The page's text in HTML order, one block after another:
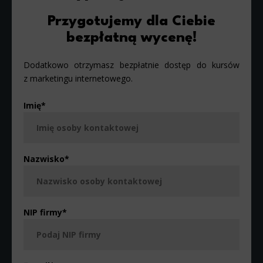
Przygotujemy dla Ciebie
bezpłatną wycenę!
Dodatkowo otrzymasz bezpłatnie dostęp do kursów
z marketingu internetowego.
Imię*
Nazwisko*
NIP firmy*